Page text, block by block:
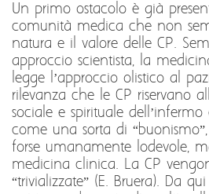
Un primo ostacolo è già
comunità medica che non
natura e il valore delle CP.
approccio scientista, la
legge l’approccio olistico al
rilevanza che le CP riservano
sociale e spirituale
come una sorta di
forse umanamente lodevole,
medicina clinica. La CP
“trivializzate” (E. Bruera). Da